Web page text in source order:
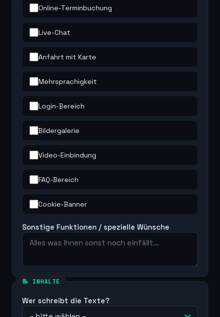
Online-Terminbuchung
Live-Chat
Anfahrt mit Karte
Mehrsprachigkeit
Login-Bereich
Bildergalerie
Video-Einbindung
FAQ-Bereich
Cookie-Banner
Sonstige Funktionen / spezielle Wünsche
📝 INHALTE
Wer schreibt die Texte?